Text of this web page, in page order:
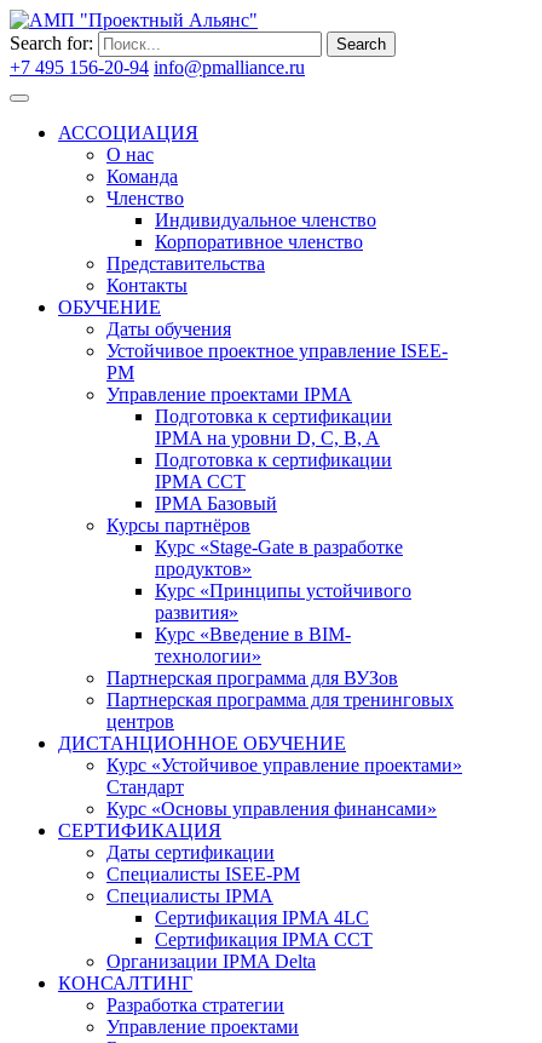
Search for: Search
+7 495 156-20-94 info@pmalliance.ru
АССОЦИАЦИЯ
О нас
Команда
Членство
Индивидуальное членство
Корпоративное членство
Представительства
Контакты
ОБУЧЕНИЕ
Даты обучения
Устойчивое проектное управление ISEE-
PM
Управление проектами IPMA
Подготовка к сертификации
IPMA на уровни D, C, B, A
Подготовка к сертификации
IPMA CCT
IPMA Базовый
Курсы партнёров
Курс «Stage-Gate в разработке
продуктов»
Курс «Принципы устойчивого
развития»
Курс «Введение в BIM-
технологии»
Партнерская программа для ВУЗов
Партнерская программа для тренинговых
центров
ДИСТАНЦИОННОЕ ОБУЧЕНИЕ
Курс «Устойчивое управление проектами»
Стандарт
Курс «Основы управления финансами»
СЕРТИФИКАЦИЯ
Даты сертификации
Специалисты ISEE-PM
Специалисты IPMA
Сертификация IPMA 4LC
Сертификация IPMA CCT
Организации IPMA Delta
КОНСАЛТИНГ
Разработка стратегии
Управление проектами